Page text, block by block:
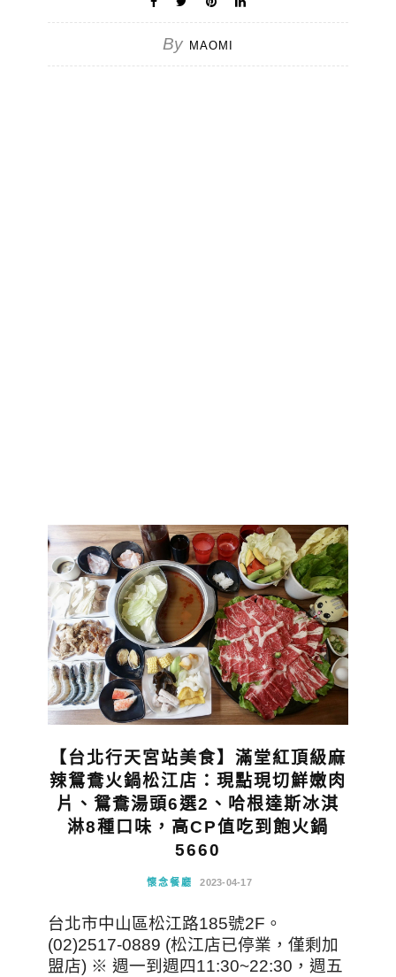
By MAOMI
【台北行天宮站美食】滿堂紅頂級麻
辣鴛鴦火鍋松江店：現點現切鮮嫩肉
片、鴛鴦湯頭6選2、哈根達斯冰淇
淋8種口味，高CP值吃到飽火鍋
5660
懷念餐廳 2023-04-17
台北市中山區松江路185號2F。
(02)2517-0889 (松江店已停業，僅剩加
盟店) ※ 週一到週四11:30~22:30，週五